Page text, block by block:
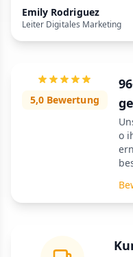
Emily Rodriguez
Leiter Digitales Marketing
5,0 Bewertung
o